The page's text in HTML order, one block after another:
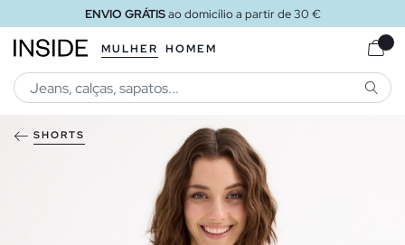
ENVIO GRÁTISao domicílio a partir de 30 €
MULHER HOMEM
SHORTS